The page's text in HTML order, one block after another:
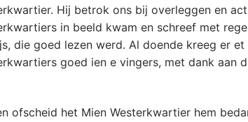
Hij betrok ons bij overleggen en
in beeld kwam en schreef met
die goed lezen werd. Al doende kreeg er
goed ien e vingers, met dank aan
ofscheid het Mien Westerkwartier hem